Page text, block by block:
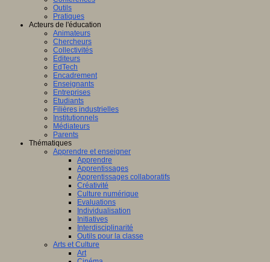
Outils
Pratiques
Acteurs de l'éducation
Animateurs
Chercheurs
Collectivités
Editeurs
EdTech
Encadrement
Enseignants
Entreprises
Etudiants
Filières industrielles
Institutionnels
Médiateurs
Parents
Thématiques
Apprendre et enseigner
Apprendre
Apprentissages
Apprentissages collaboratifs
Créativité
Culture numérique
Evaluations
Individualisation
Initiatives
Interdisciplinarité
Outils pour la classe
Arts et Culture
Art